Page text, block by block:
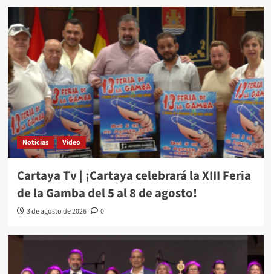
Noticias Video
Cartaya Tv | ¡Cartaya celebrará la XIII Feria
de la Gamba del 5 al 8 de agosto!
3 de agosto de 2026 0